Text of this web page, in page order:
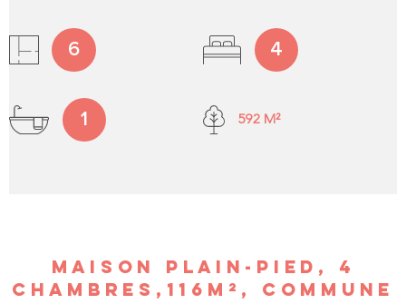
6 4
1 592 M²
MAISON PLAIN-PIED, 4
CHAMBRES,116M², COMMUNE